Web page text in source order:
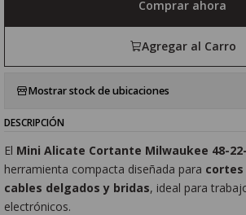
Agregar al Carro
Comprar ahora
Mostrar stock de ubicaciones
DESCRIPCIÓN
El Mini Alicate Cortante Milwaukee 48-
herramienta compacta diseñada para cortes
cables delgados y bridas, ideal para
electrónicos.